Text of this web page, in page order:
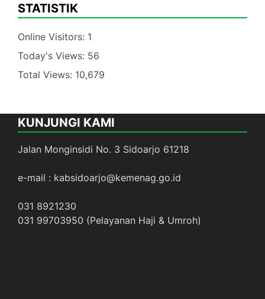
STATISTIK
Online Visitors: 1
Today's Views: 56
Total Views: 10,679
KUNJUNGI KAMI
Jalan Monginsidi No. 3 Sidoarjo 61218
e-mail : kabsidoarjo@kemenag.go.id
031 8921230
031 99703950 (Pelayanan Haji & Umroh)